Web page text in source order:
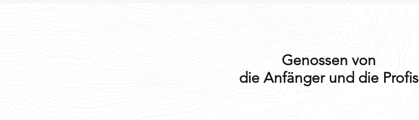
Genossen von
die Anfänger und die Profis